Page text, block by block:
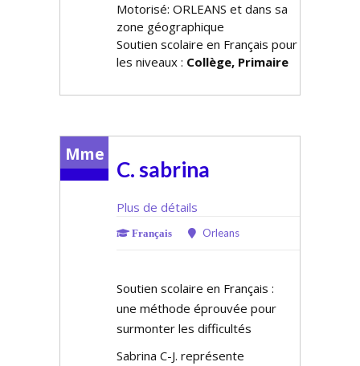
Motorisé: ORLEANS et dans sa
zone géographique
Soutien scolaire en Français pour
les niveaux : Collège, Primaire
Mme
C. sabrina
Plus de détails
Français Orleans
Soutien scolaire en Français :
une méthode éprouvée pour
surmonter les difficultés
Sabrina C-J. représente